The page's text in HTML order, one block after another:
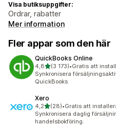
Visa butiksuppgifter:
Ordrar, rabatter
Mer information
Fler appar som den här
QuickBooks Online
4,8av 5 stjärnor
(3 173)
3173 recensioner totalt
•Gratis att
Synkronisera
QuickBooks
Xero
4,2av 5 stjärnor
(28)
28 recensioner totalt
•Gratis att
Synkronisera daglig
handelsbokföring.